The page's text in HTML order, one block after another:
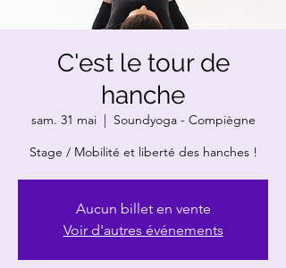
C'est le tour de
hanche
sam. 31 mai
  |
Soundyoga - Compiègne
Stage / Mobilité et liberté des hanches !
Aucun billet en vente
Voir d'autres événements